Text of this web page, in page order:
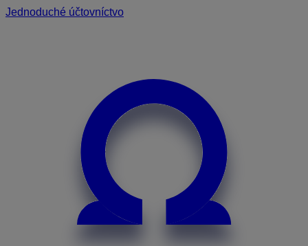
Jednoduché účtovníctvo